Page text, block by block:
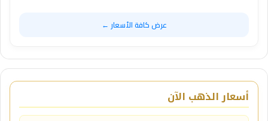
عرض كافة الأسعار ←
أسعار الذهب الآن